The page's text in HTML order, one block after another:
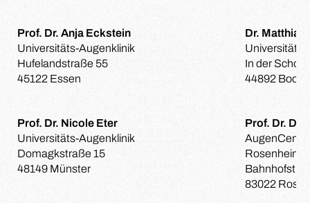
Prof. Dr. Anja Eckstein
Universitäts-Augenklinik
Hufelandstraße 55
45122 Essen
Dr. Matthias
Universitäts-
In der
44892
Prof. Dr. Nicole Eter
Universitäts-Augenklinik
Domagkstraße 15
48149 Münster
Prof. Dr. Dr.
Rosenheim
83022